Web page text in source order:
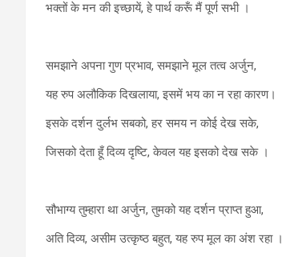
भक्तों के मन की इच्छायें, हे पार्थ करूँ मैं पूर्ण सभी ।
समझाने अपना गुण प्रभाव, समझाने मूल तत्व अर्जुन,
यह रुप अलौकिक दिखलाया, इसमें भय का न रहा कारण।
इसके दर्शन दुर्लभ सबको, हर समय न कोई देख सके,
जिसको देता हूँ दिव्य दृष्टि, केवल यह इसको देख सके ।
सौभाग्य तुम्हारा था अर्जुन, तुमको यह दर्शन प्राप्त हुआ,
अति दिव्य, असीम उत्कृष्ठ बहुत, यह रुप मूल का अंश रहा ।